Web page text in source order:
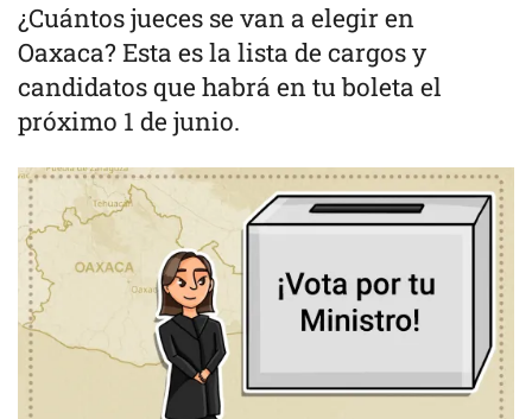
¿Cuántos jueces se van a elegir en
Oaxaca? Esta es la lista de cargos y
candidatos que habrá en tu boleta el
próximo 1 de junio.